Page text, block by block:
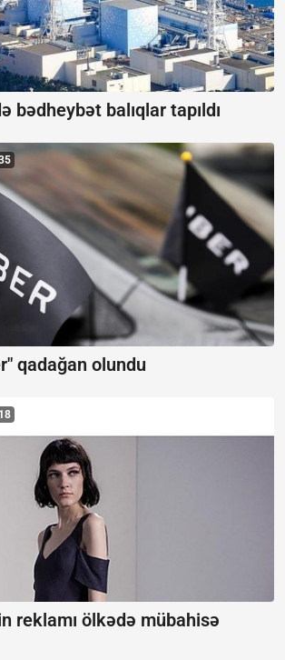
bədheybət balıqlar tapıldı
qadağan olundu
reklamı ölkədə mübahisə